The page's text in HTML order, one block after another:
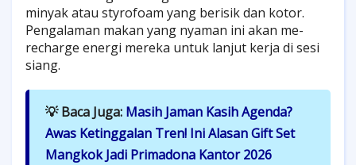
minyak atau styrofoam yang berisik dan kotor.
Pengalaman makan yang nyaman ini akan me-
recharge energi mereka untuk lanjut kerja di sesi
siang.
💡 Baca Juga: Masih Jaman Kasih Agenda?
Awas Ketinggalan Tren! Ini Alasan Gift Set
Mangkok Jadi Primadona Kantor 2026